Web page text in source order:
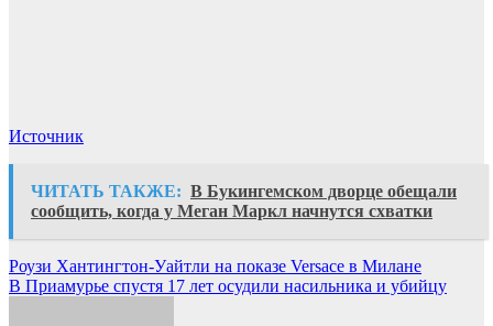
Источник
ЧИТАТЬ ТАКЖЕ: В Букингемском дворце обещали
сообщить, когда у Меган Маркл начнутся схватки
Навигация
по
Роузи Хантингтон-Уайтли на показе Versace в Милане
В Приамурье спустя 17 лет осудили насильника и убийцу